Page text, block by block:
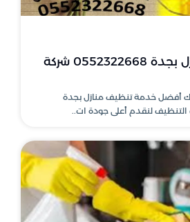
شركة تنظيف المنازل بجدة 0552322668 شركة
أفضل خدمة تنظيف منازل بجدة
لنقدم أعلى جودة ات..